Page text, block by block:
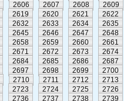
2606 2607 2608
2609
2619 2620 2621
2622
2632 2633 2634
2635
2645 2646 2647
2648
2658 2659 2660
2661
2671 2672 2673
2674
2684 2685 2686
2687
2697 2698 2699
2700
2710 2711 2712
2713
2723 2724 2725
2726
2736 2737 2738
2739